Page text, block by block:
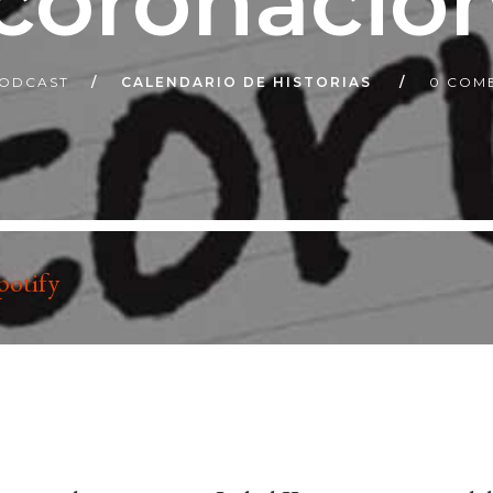
CALENDARIO DE HISTORIAS 0